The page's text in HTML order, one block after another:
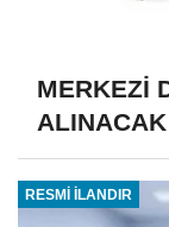
MERKEZİ
ALINACAK
RESMİ İLANDIR